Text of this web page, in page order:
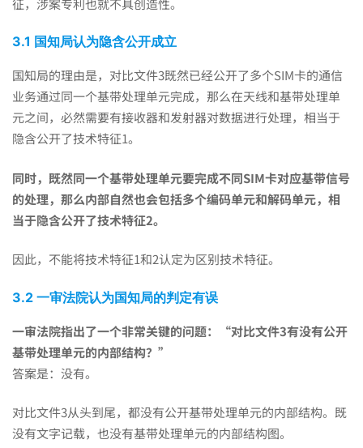
3.1 国知局认为隐含公开成立
国知局的理由是，对比文件3既然已经公开了多个SIM卡的通信
业务通过同一个基带处理单元完成，那么在天线和基带处理单
元之间，必然需要有接收器和发射器对数据进行处理，相当于
隐含公开了技术特征1。
同时，既然同一个基带处理单元要完成不同SIM卡对应基带信号
的处理，那么内部自然也会包括多个编码单元和解码单元，相
当于隐含公开了技术特征2。
因此，不能将技术特征1和2认定为区别技术特征。
3.2 一审法院认为国知局的判定有误
一审法院指出了一个非常关键的问题：“对比文件3有没有公开
基带处理单元的内部结构？”
答案是：没有。
对比文件3从头到尾，都没有公开基带处理单元的内部结构。既
没有文字记载，也没有基带处理单元的内部结构图。